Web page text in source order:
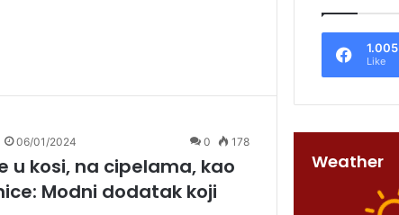
06/01/2024 0 178
u kosi, na cipelama, kao
Modni dodatak koji
1.005
Like
Weather